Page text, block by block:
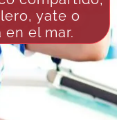
Notícias
rápida ·
yate o
el mar.